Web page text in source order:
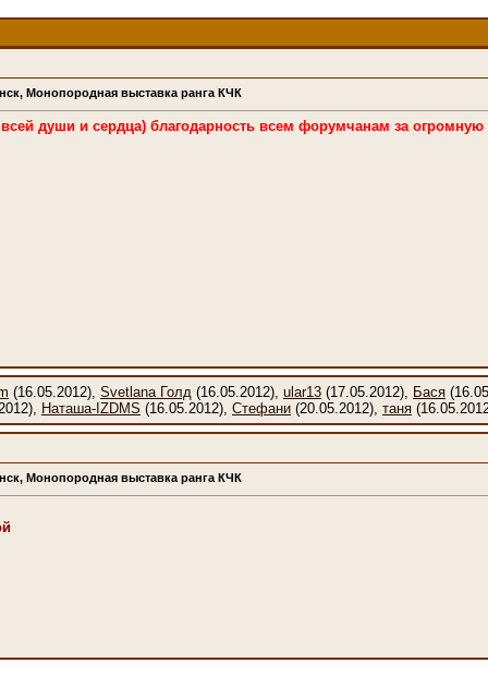
Монопородная выставка ранга КЧК
души и сердца) благодарность всем форумчанам за
(16.05.2012), Svetlana Голд (16.05.2012), ular13 (17.05.2012), Бася
Наташа-IZDMS (16.05.2012), Стефани (20.05.2012), таня
Монопородная выставка ранга КЧК